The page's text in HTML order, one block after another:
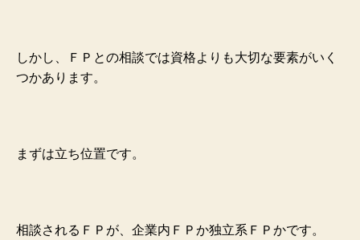
しかし、ＦＰとの相談では資格よりも大切な要素がいく
つかあります。
まずは立ち位置です。
相談されるＦＰが、企業内ＦＰか独立系ＦＰかです。